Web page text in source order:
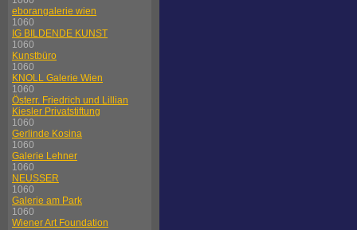
eborangalerie wien
1060
IG BILDENDE KUNST
1060
Kunstbüro
1060
KNOLL Galerie Wien
1060
Österr. Friedrich und Lillian
Kiesler Privatstiftung
1060
Gerlinde Kosina
1060
Galerie Lehner
1060
NEUSSER
1060
Galerie am Park
1060
Wiener Art Foundation